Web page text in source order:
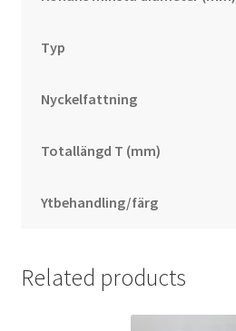
Typ
Nyckelfattning
Totallängd T (mm)
Ytbehandling/färg
Related products